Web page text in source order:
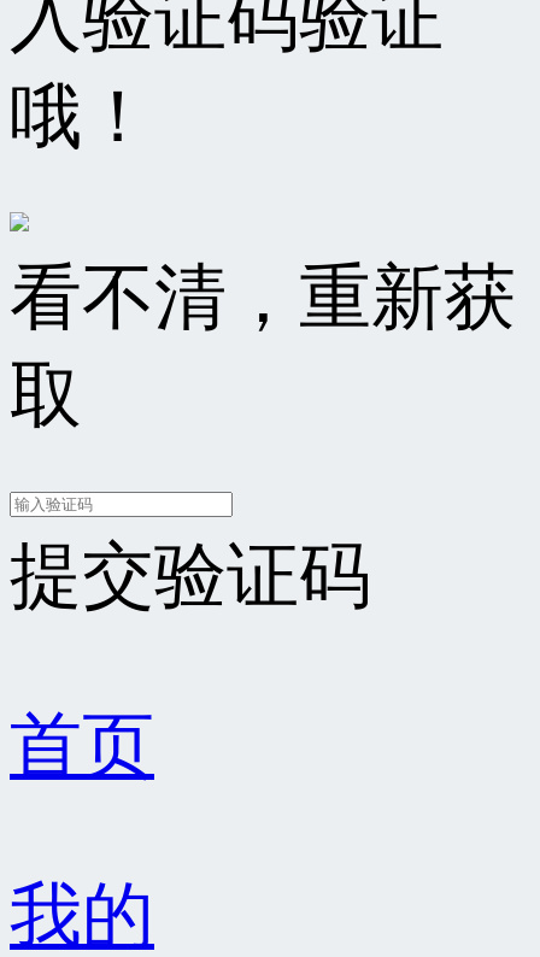
入验证码验证
哦！
看不清，重新获
取
提交验证码
首页
我的